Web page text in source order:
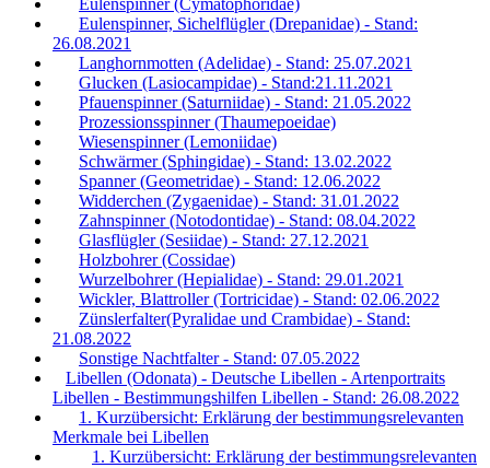
Eulenspinner (Cymatophoridae)
Eulenspinner, Sichelflügler (Drepanidae) - Stand:
26.08.2021
Langhornmotten (Adelidae) - Stand: 25.07.2021
Glucken (Lasiocampidae) - Stand:21.11.2021
Pfauenspinner (Saturniidae) - Stand: 21.05.2022
Prozessionsspinner (Thaumepoeidae)
Wiesenspinner (Lemoniidae)
Schwärmer (Sphingidae) - Stand: 13.02.2022
Spanner (Geometridae) - Stand: 12.06.2022
Widderchen (Zygaenidae) - Stand: 31.01.2022
Zahnspinner (Notodontidae) - Stand: 08.04.2022
Glasflügler (Sesiidae) - Stand: 27.12.2021
Holzbohrer (Cossidae)
Wurzelbohrer (Hepialidae) - Stand: 29.01.2021
Wickler, Blattroller (Tortricidae) - Stand: 02.06.2022
Zünslerfalter(Pyralidae und Crambidae) - Stand:
21.08.2022
Sonstige Nachtfalter - Stand: 07.05.2022
Libellen (Odonata) - Deutsche Libellen - Artenportraits
Libellen - Bestimmungshilfen Libellen - Stand: 26.08.2022
1. Kurzübersicht: Erklärung der bestimmungsrelevanten
Merkmale bei Libellen
1. Kurzübersicht: Erklärung der bestimmungsrelevanten